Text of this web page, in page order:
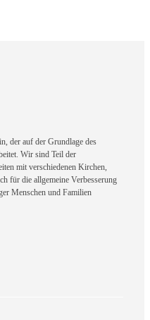
der auf der Grundlage des
Wir sind Teil der
mit verschiedenen Kirchen,
für die allgemeine Verbesserung
Menschen und Familien